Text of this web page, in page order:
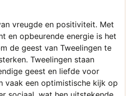
vreugde en positiviteit. Met
en opbeurende energie is het
de geest van Tweelingen te
Tweelingen staan
geest en liefde voor
vaak een optimistische kijk op